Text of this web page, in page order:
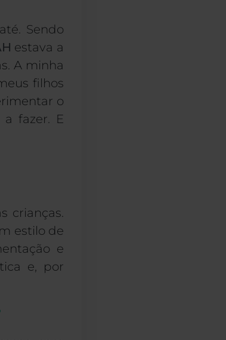
Sendo
estava a
A minha
filhos
o
fazer. E
crianças.
estilo de
e
e, por